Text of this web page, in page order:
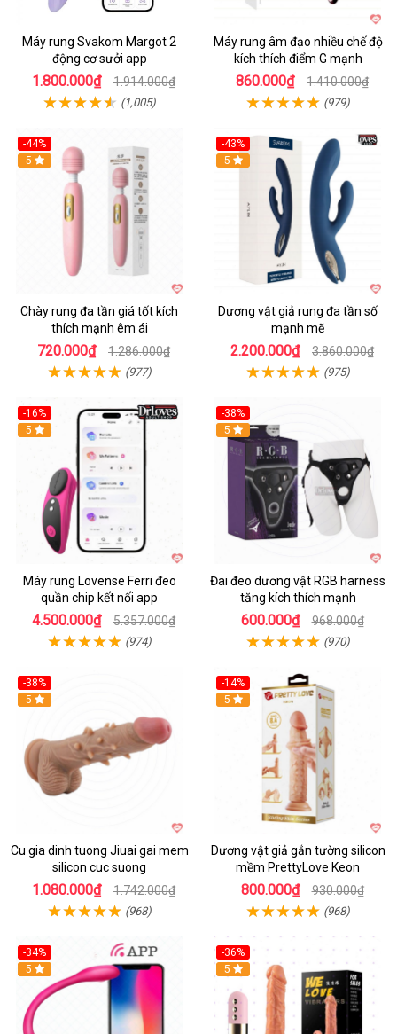
Máy rung Svakom Margot 2
động cơ sưởi app
1.800.000₫ 1.914.000₫
(1,005)
Máy rung âm đạo nhiều chế độ
kích thích điểm G mạnh
860.000₫ 1.410.000₫
(979)
-44%
Hot
5
Chày rung đa tần giá tốt kích
thích mạnh êm ái
720.000₫ 1.286.000₫
(977)
-43%
Hot
5
Dương vật giả rung đa tần số
mạnh mẽ
2.200.000₫ 3.860.000₫
(975)
-16%
Hot
5
Máy rung Lovense Ferri đeo
quần chip kết nối app
4.500.000₫ 5.357.000₫
(974)
-38%
Hot
5
Đai đeo dương vật RGB harness
tăng kích thích mạnh
600.000₫ 968.000₫
(970)
-38%
5
Cu gia dinh tuong Jiuai gai mem
silicon cuc suong
1.080.000₫ 1.742.000₫
(968)
-14%
5
Dương vật giả gắn tường silicon
mềm PrettyLove Keon
800.000₫ 930.000₫
(968)
-34%
5
-36%
5